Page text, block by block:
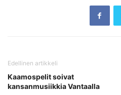
Edellinen artikkeli
Kaamospelit soivat
kansanmusiikkia Vantaalla